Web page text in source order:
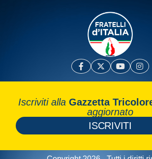
Iscriviti alla Gazzetta
aggiornato
ISCRIVITI